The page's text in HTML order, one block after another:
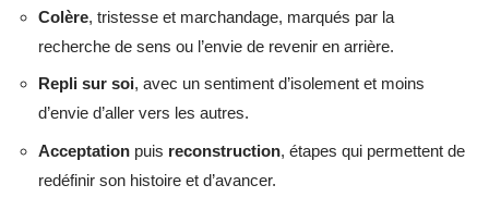
Colère, tristesse et marchandage, marqués par la
recherche de sens ou l’envie de revenir en arrière.
Repli sur soi, avec un sentiment d’isolement et moins
d’envie d’aller vers les autres.
Acceptation puis reconstruction, étapes qui permettent de
redéfinir son histoire et d’avancer.